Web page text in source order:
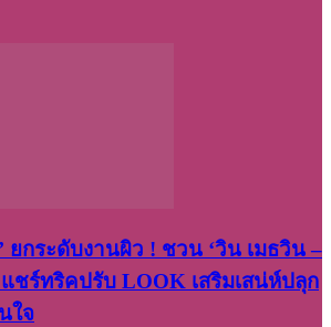
ยกระดับงานผิว ! ชวน ‘วิน เมธวิน –
แชร์ทริคปรับ LOOK เสริมเสน่ห์ปลุก
ใจ